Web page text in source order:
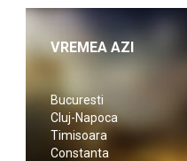
VREMEA AZI
Bucuresti
Cluj-Napoca
Timisoara
Constanta